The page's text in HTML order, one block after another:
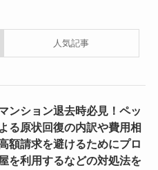
人気記事
ンション退去時必見！ペッ
る原状回復の内訳や費用相
額請求を避けるためにプロ
を利用するなどの対処法を